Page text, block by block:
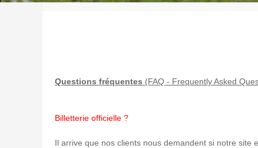
Questions fréquentes (FAQ - Frequently Asked
Billetterie officielle ?
Il arrive que nos clients nous demandent si notre site